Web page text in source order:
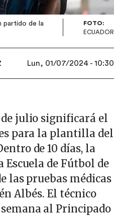
partido de la
FOTO:
ECUADOR
Lun, 01/07/2024 - 10:30
julio significará el
para la plantilla del
de 10 días, la
de Fútbol de
las pruebas médicas
Albés. El técnico
al Principado